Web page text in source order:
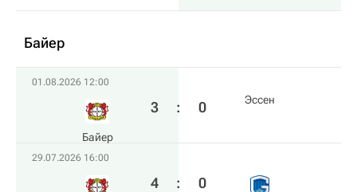
Байер
01.08.2026 12:00
Байер
3 : 0 Эссен
29.07.2026 16:00
4 : 0